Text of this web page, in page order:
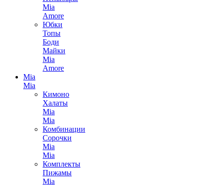
Mia
Amore
Юбки
Топы
Боди
Майки
Mia
Amore
Mia
Mia
Кимоно
Халаты
Mia
Mia
Комбинации
Сорочки
Mia
Mia
Комплекты
Пижамы
Mia